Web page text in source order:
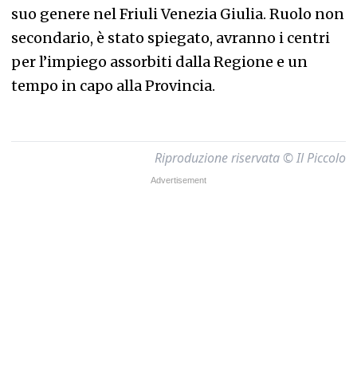
suo genere nel Friuli Venezia Giulia. Ruolo non
secondario, è stato spiegato, avranno i centri
per l’impiego assorbiti dalla Regione e un
tempo in capo alla Provincia.
Riproduzione riservata © Il Piccolo